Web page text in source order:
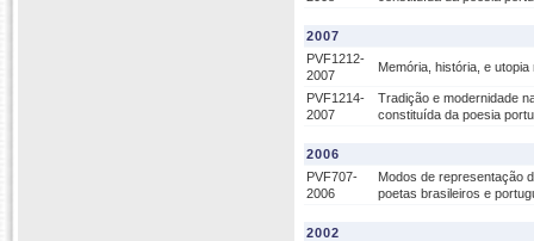
2007
PVF1212-
2007
Memória, história, e
PVF1214-
2007
Tradição e modernidade
constituída da poesia
2006
PVF707-
2006
Modos de representação
poetas brasileiros e
2002